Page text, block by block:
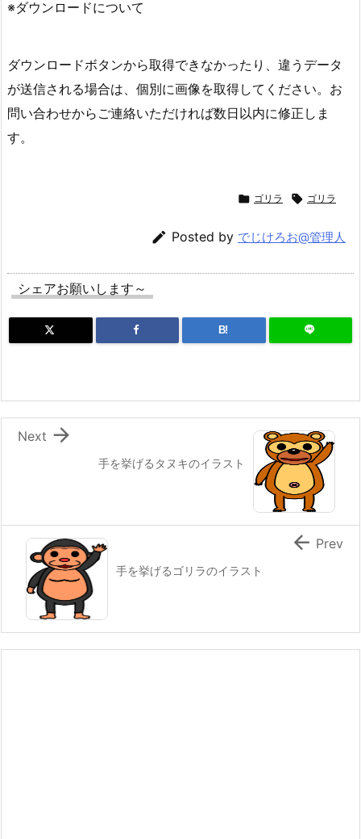
※ダウンロードについて
ダウンロードボタンから取得できなかったり、違うデータ
が送信される場合は、個別に画像を取得してください。お
問い合わせからご連絡いただければ数日以内に修正しま
す。
 ゴリラ  ゴリラ
 Posted by でじけろお@管理人
シェアお願いします～
B!
手を挙げるタヌキのイラスト

Next
手を挙げるゴリラのイラスト
 Prev